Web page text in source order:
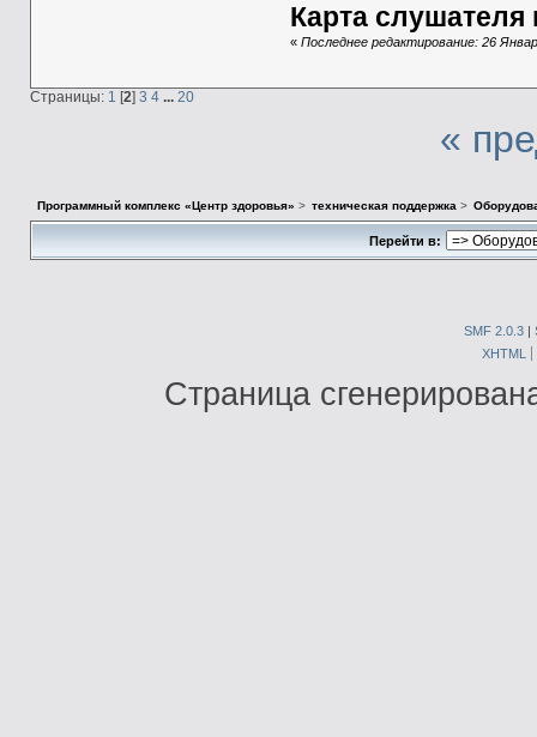
Карта слушателя
«Последнее редактирование: 26
Страницы: 1 [2] 3 4 ... 20
«
Программный комплекс «Центр здоровья» > техническая поддержка >
Перейти в:
SMF 2.0.3|
XHTML
Страница